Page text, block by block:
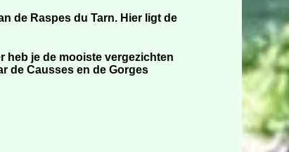
de Raspes du Tarn. Hier ligt de
heb je de mooiste vergezichten
de Causses en de Gorges